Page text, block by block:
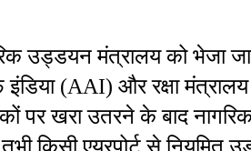
उड्डयन मंत्रालय को भेजा
इंडिया (AAI) और रक्षा
पर खरा उतरने के बाद
किसी एयरपोर्ट से नियमित